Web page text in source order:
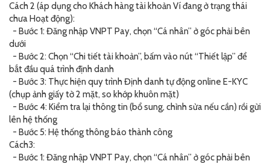
Cách 2 (áp dụng cho Khách hàng tài khoản Ví đang ở trạng thái
chưa Hoạt động):
- Bước 1: Đăng nhập VNPT Pay, chọn “Cá nhân” ở góc phải bên
dưới
- Bước 2: Chọn “Chi tiết tài khoản”, bấm vào nút “Thiết lập” để
bắt đầu quá trình định danh
- Bước 3: Thực hiện quy trình Định danh tự động online E-KYC
(chụp ảnh giấy tờ 2 mặt, so khớp khuôn mặt)
- Bước 4: Kiểm tra lại thông tin (bổ sung, chỉnh sửa nếu cần) rồi gửi
lên hệ thống
- Bước 5: Hệ thống thông báo thành công
Cách3:
- Bước 1: Đăng nhập VNPT Pay, chọn “Cá nhân” ở góc phải bên